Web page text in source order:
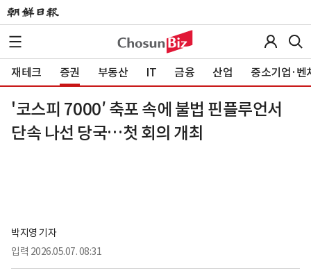
재테크 증권 부동산 IT 금융 산업 중소기업·벤
'코스피 7000′ 축포 속에 불법 핀플루언서
단속 나선 당국…첫 회의 개최
박지영 기자
입력 2026.05.07. 08:31